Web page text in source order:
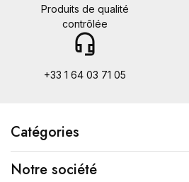
Produits de qualité
contrôlée
headset_mic
+33 1 64 03 71 05
Catégories
Notre société